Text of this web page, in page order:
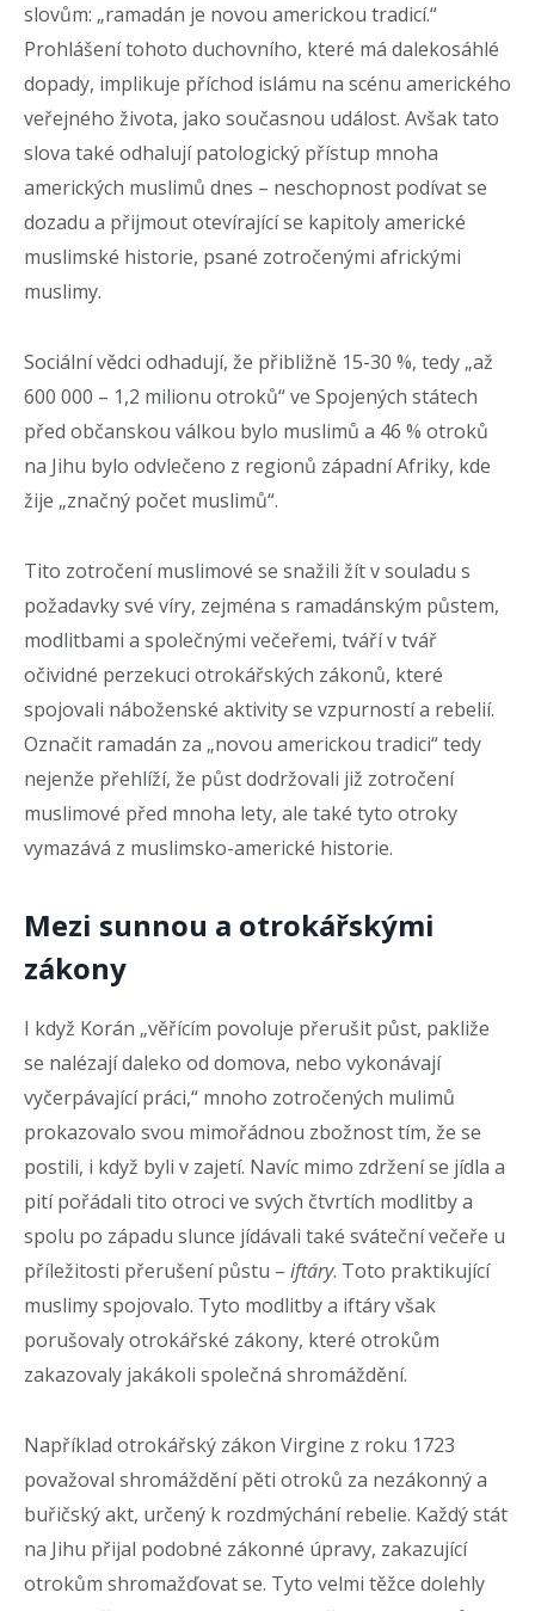
slovům: „ramadán je novou americkou tradicí.“
Prohlášení tohoto duchovního, které má dalekosáhlé
dopady, implikuje příchod islámu na scénu amerického
veřejného života, jako současnou událost. Avšak tato
slova také odhalují patologický přístup mnoha
amerických muslimů dnes – neschopnost podívat se
dozadu a přijmout otevírající se kapitoly americké
muslimské historie, psané zotročenými africkými
muslimy.
Sociální vědci odhadují, že přibližně 15-30 %, tedy „až
600 000 – 1,2 milionu otroků“ ve Spojených státech
před občanskou válkou bylo muslimů a 46 % otroků
na Jihu bylo odvlečeno z regionů západní Afriky, kde
žije „značný počet muslimů“.
Tito zotročení muslimové se snažili žít v souladu s
požadavky své víry, zejména s ramadánským půstem,
modlitbami a společnými večeřemi, tváří v tvář
očividné perzekuci otrokářských zákonů, které
spojovali náboženské aktivity se vzpurností a rebelií.
Označit ramadán za „novou americkou tradici“ tedy
nejenže přehlíží, že půst dodržovali již zotročení
muslimové před mnoha lety, ale také tyto otroky
vymazává z muslimsko-americké historie.
Mezi sunnou a otrokářskými
zákony
I když Korán „věřícím povoluje přerušit půst, pakliže
se nalézají daleko od domova, nebo vykonávají
vyčerpávající práci,“ mnoho zotročených mulimů
prokazovalo svou mimořádnou zbožnost tím, že se
postili, i když byli v zajetí. Navíc mimo zdržení se jídla a
pití pořádali tito otroci ve svých čtvrtích modlitby a
spolu po západu slunce jídávali také sváteční večeře u
příležitosti přerušení půstu – iftáry. Toto praktikující
muslimy spojovalo. Tyto modlitby a iftáry však
porušovaly otrokářské zákony, které otrokům
zakazovaly jakákoli společná shromáždění.
Například otrokářský zákon Virgine z roku 1723
považoval shromáždění pěti otroků za nezákonný a
buřičský akt, určený k rozdmýchání rebelie. Každý stát
na Jihu přijal podobné zákonné úpravy, zakazující
otrokům shromažďovat se. Tyto velmi těžce dolehly